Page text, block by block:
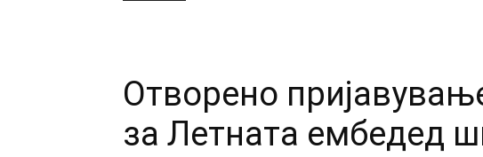
Отворено
за Летната ембедед